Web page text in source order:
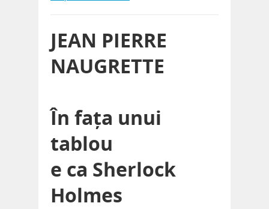
JEAN PIERRE
NAUGRETTE
În fața unui
tablou
e ca Sherlock
Holmes